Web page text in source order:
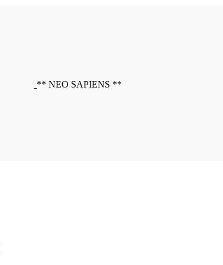
** NEO SAPIENS **